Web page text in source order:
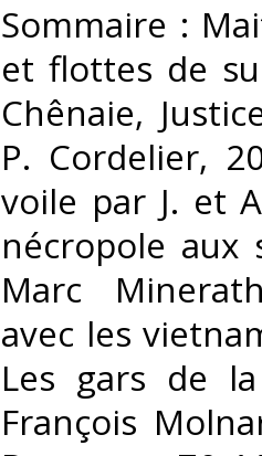
‎Sommaire :
et flottes de
Chênaie,
P. Cordelier,
voile par J. et
nécropole aux
Marc
avec les
Les gars de
François